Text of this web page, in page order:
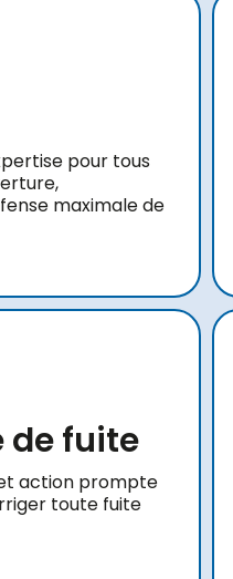
pour tous
maximale de
de fuite
action prompte
toute fuite